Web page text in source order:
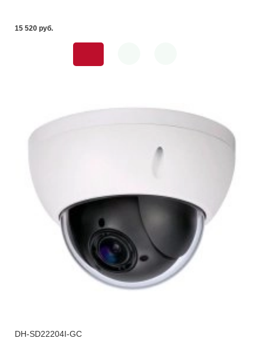
15 520 pуб.
DH-SD22204I-GC